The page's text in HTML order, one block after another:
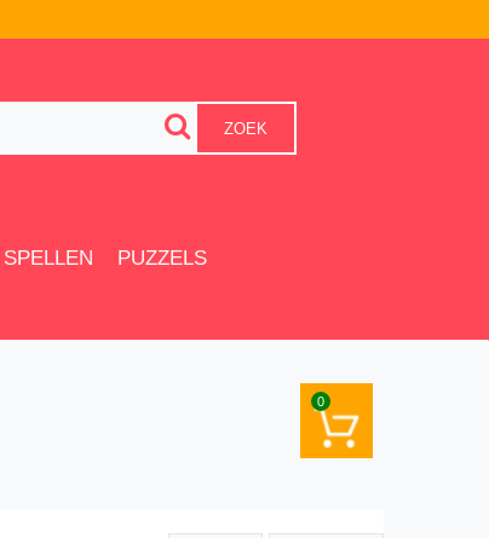
ZOEK
SPELLEN PUZZELS
0